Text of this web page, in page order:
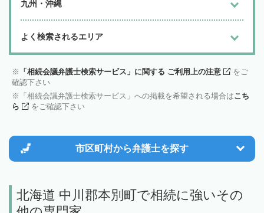
九州・沖縄
よく検索されるエリア
「相続会議弁護士検索サービス」に関する ご利用上の注意
をご
確認下さい
「相続会議弁護士検索サービス」への掲載を希望される場合はこち
ら
をご確認下さい
市区町村から弁護士を探す
北海道 中川郡本別町で相続に強いその